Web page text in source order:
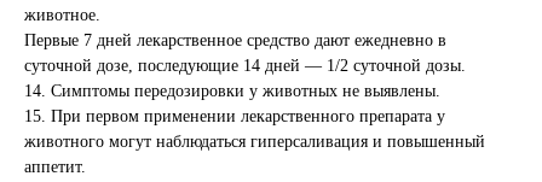
животное.
Первые 7 дней лекарственное средство дают ежедневно в
суточной дозе, последующие 14 дней — 1/2 суточной дозы.
14. Симптомы передозировки у животных не выявлены.
15. При первом применении лекарственного препарата у
животного могут наблюдаться гиперсаливация и повышенный
аппетит.
Данный сайт носит информационный характер и
не является публичной офертой.
+7 (3452) 57-54-36Заказать звонок
Правила оказания ветеринарной помощи